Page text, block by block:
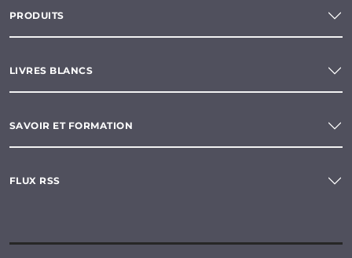
PRODUITS
LIVRES BLANCS
SAVOIR ET FORMATION
FLUX RSS